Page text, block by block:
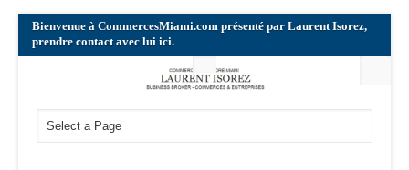
Bienvenue à CommercesMiami.com présenté par Laurent Isorez,
prendre contact avec lui ici.